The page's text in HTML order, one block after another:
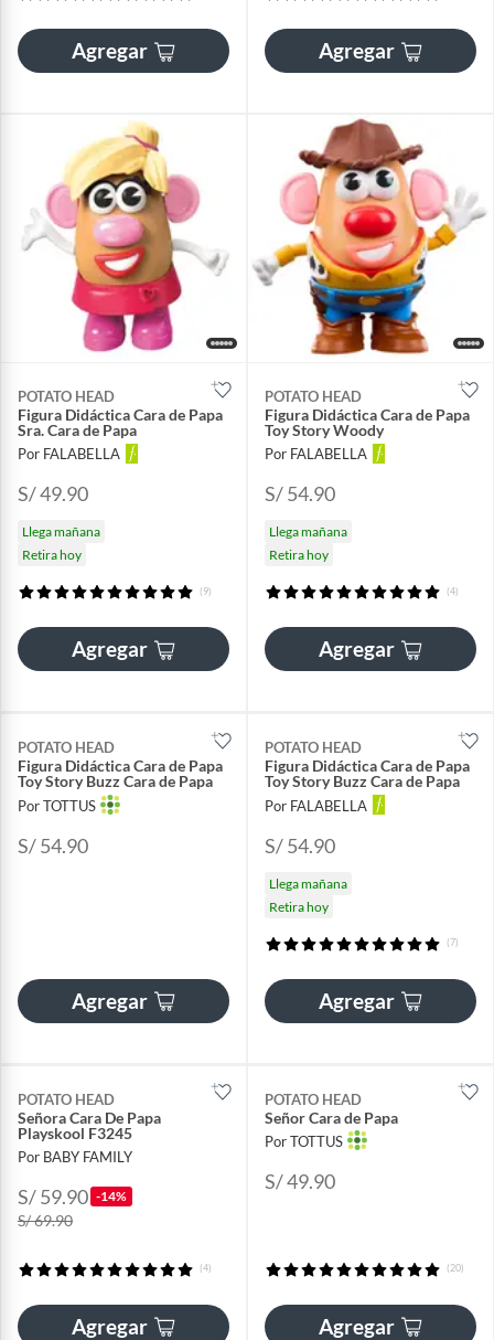
Agregar Agregar
POTATO HEAD
Figura Didáctica Cara de Papa
Sra. Cara de Papa
Por FALABELLA
S/ 49.90
Llega mañana
Retira hoy
(9)
Agregar
POTATO HEAD
Figura Didáctica Cara de Papa
Toy Story Woody
Por FALABELLA
S/ 54.90
Llega mañana
Retira hoy
(4)
Agregar
POTATO HEAD
Figura Didáctica Cara de Papa
Toy Story Buzz Cara de Papa
Por TOTTUS
S/ 54.90
Agregar
POTATO HEAD
Figura Didáctica Cara de Papa
Toy Story Buzz Cara de Papa
Por FALABELLA
S/ 54.90
Llega mañana
Retira hoy
(7)
Agregar
POTATO HEAD
Señora Cara De Papa
Playskool F3245
Por BABY FAMILY
S/ 59.90 -14%
S/ 69.90
(4)
Agregar
POTATO HEAD
Señor Cara de Papa
Por TOTTUS
S/ 49.90
(20)
Agregar